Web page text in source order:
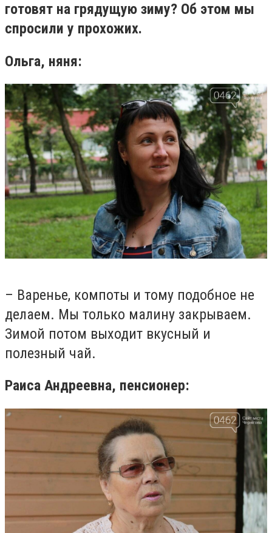
готовят на грядущую зиму? Об этом мы
спросили у прохожих.
Ольга, няня:
– Варенье, компоты и тому подобное не
делаем. Мы только малину закрываем.
Зимой потом выходит вкусный и
полезный чай.
Раиса Андреевна, пенсионер: